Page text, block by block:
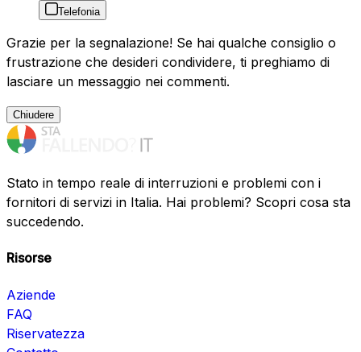
Telefonia
Grazie per la segnalazione! Se hai qualche consiglio o
frustrazione che desideri condividere, ti preghiamo di
lasciare un messaggio nei commenti.
Chiudere
Stato in tempo reale di interruzioni e problemi con i
fornitori di servizi in Italia. Hai problemi? Scopri cosa sta
succedendo.
Risorse
Aziende
FAQ
Riservatezza